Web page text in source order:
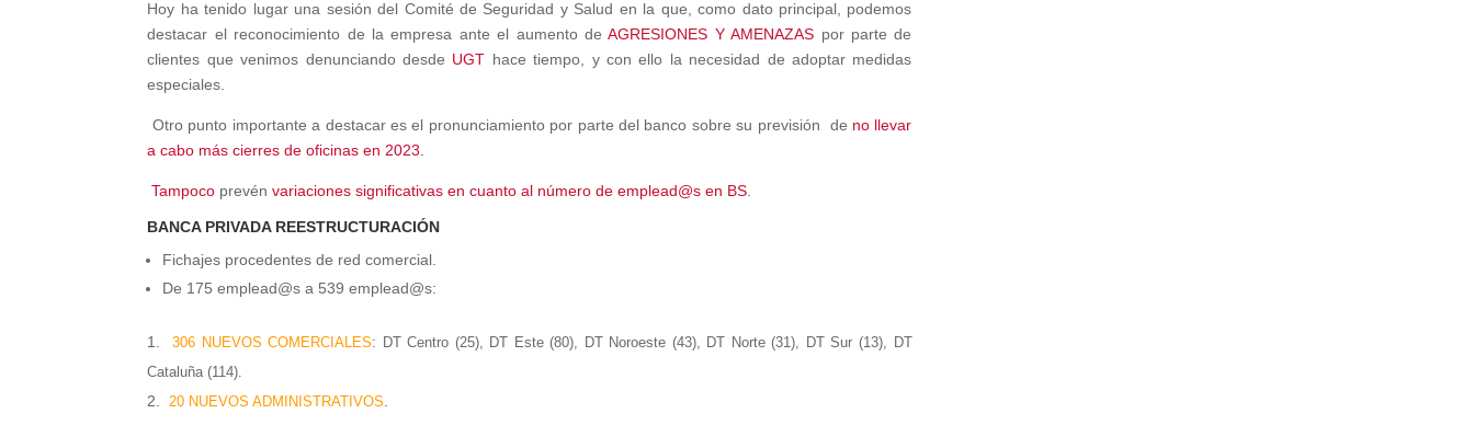
Hoy ha tenido lugar una sesión del Comité de Seguridad y Salud en la que, como dato principal, podemos
destacar el reconocimiento de la empresa ante el aumento deAGRESIONES Y AMENAZAS por parte de
clientes que venimos denunciando desde UGT hace tiempo, y con ello la necesidad de adoptar medidas
especiales.
Otro punto importante a destacar es el pronunciamiento por parte del banco sobre su previsión de no llevar
a cabo más cierres de oficinas en 2023.
Tampoco prevénvariaciones significativas en cuanto al número de emplead@s en BS
BANCA PRIVADA REESTRUCTURACIÓN
Fichajes procedentes de red comercial.
De 175 emplead@s a 539 emplead@s:
306 NUEVOS COMERCIALES: DT Centro (25), DT Este (80), DT Noroeste (43), DT Norte (31), DT Sur (13), DT
Cataluña (114).
20 NUEVOS ADMINISTRATIVOS